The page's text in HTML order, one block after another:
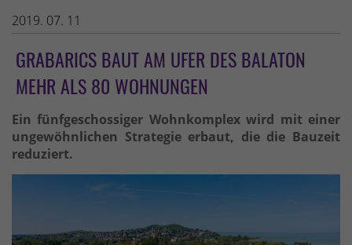
2019. 07. 11
GRABARICS BAUT AM UFER DES BALATON
MEHR ALS 80 WOHNUNGEN
Ein fünfgeschossiger Wohnkomplex wird mit einer
ungewöhnlichen Strategie erbaut, die die Bauzeit
reduziert.